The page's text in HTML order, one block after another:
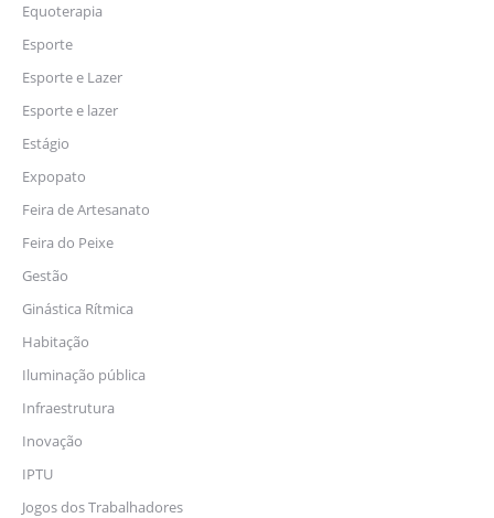
Equoterapia
Esporte
Esporte e Lazer
Esporte e lazer
Estágio
Expopato
Feira de Artesanato
Feira do Peixe
Gestão
Ginástica Rítmica
Habitação
Iluminação pública
Infraestrutura
Inovação
IPTU
Jogos dos Trabalhadores